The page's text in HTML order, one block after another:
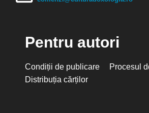
Pentru autori
Condiții de publicare
Procesul
Distribuția cărților